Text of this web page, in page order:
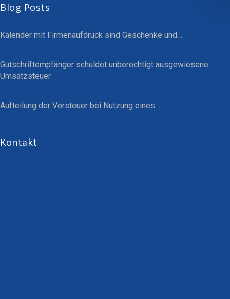
Blog Posts
Kalender mit Firmenaufdruck sind Geschenke und…
Gutschriftempfänger schuldet unberechtigt ausgewiesene
Umsatzsteuer
Aufteilung der Vorsteuer bei Nutzung eines…
Kontakt